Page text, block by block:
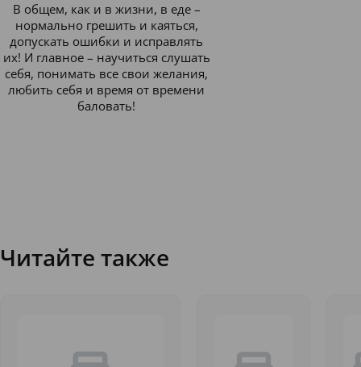
В общем, как и в жизни, в еде –
нормально грешить и каяться,
допускать ошибки и исправлять
их! И главное – научиться слушать
себя, понимать все свои желания,
любить себя и время от времени
баловать!
Читайте также